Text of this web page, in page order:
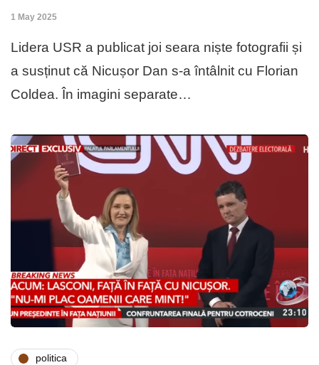
1 May 2025
Lidera USR a publicat joi seara niște fotografii și
a susținut că Nicușor Dan s-a întâlnit cu Florian
Coldea. În imagini separate…
politica